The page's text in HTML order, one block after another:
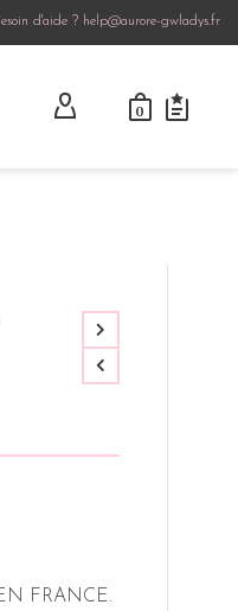
d'aide ? help@aurore-gwladys.fr
0
FRANCE.